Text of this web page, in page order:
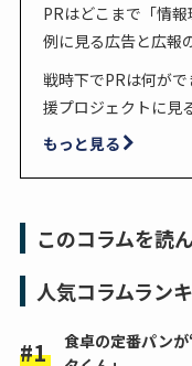
PRはどこまで「情
例に見る広告と広報
戦時下でPRは何が
援プロジェクトに見
もっと見る
このコラムを読
人気コラムラン
食卓の定番パン